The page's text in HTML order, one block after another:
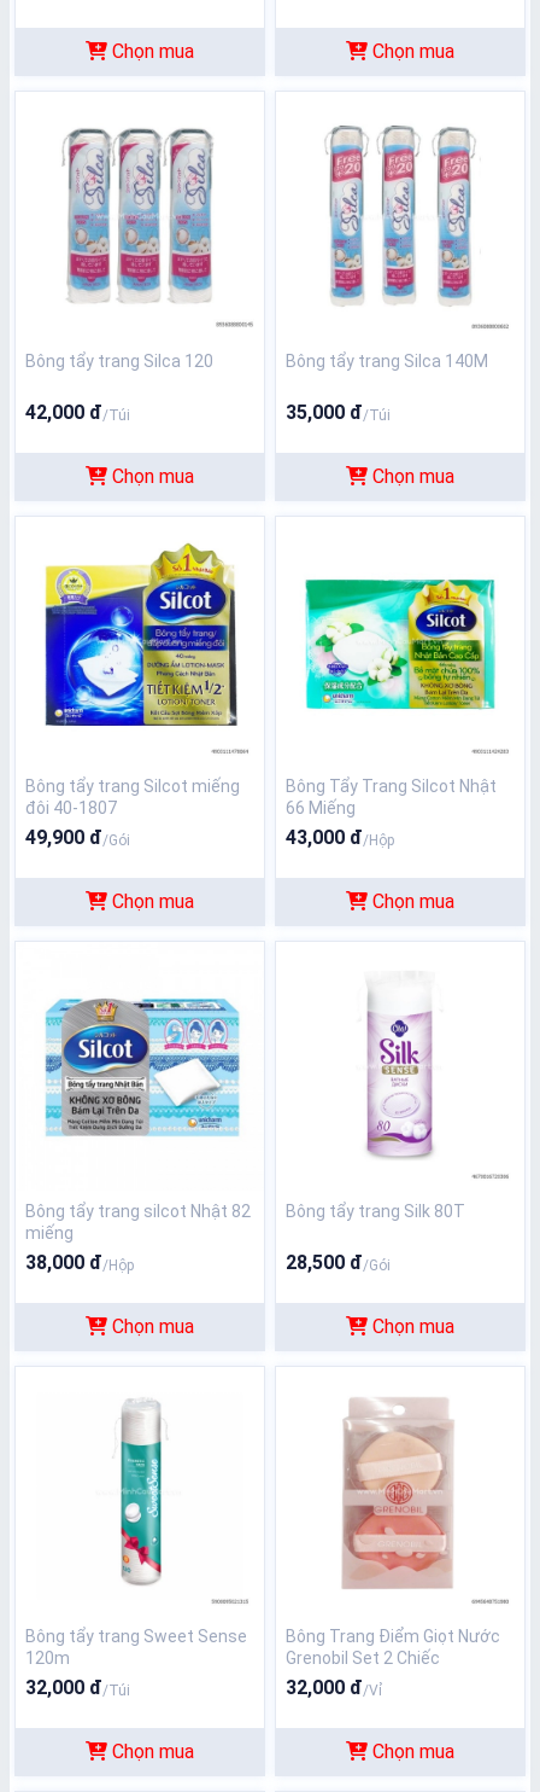
Chọn mua Chọn mua
Bông tẩy trang Silca 120
42,000 đ/Túi
Chọn mua
Bông tẩy trang Silca 140M
35,000 đ/Túi
Chọn mua
Bông tẩy trang Silcot miếng
đôi 40-1807
49,900 đ/Gói
Chọn mua
Bông Tẩy Trang Silcot Nhật
66 Miếng
43,000 đ/Hộp
Chọn mua
Bông tẩy trang silcot Nhật 82
miếng
38,000 đ/Hộp
Chọn mua
Bông tẩy trang Silk 80T
28,500 đ/Gói
Chọn mua
Bông tẩy trang Sweet Sense
120m
32,000 đ/Túi
Chọn mua
Bông Trang Điểm Giọt Nước
Grenobil Set 2 Chiếc
32,000 đ/Vỉ
Chọn mua